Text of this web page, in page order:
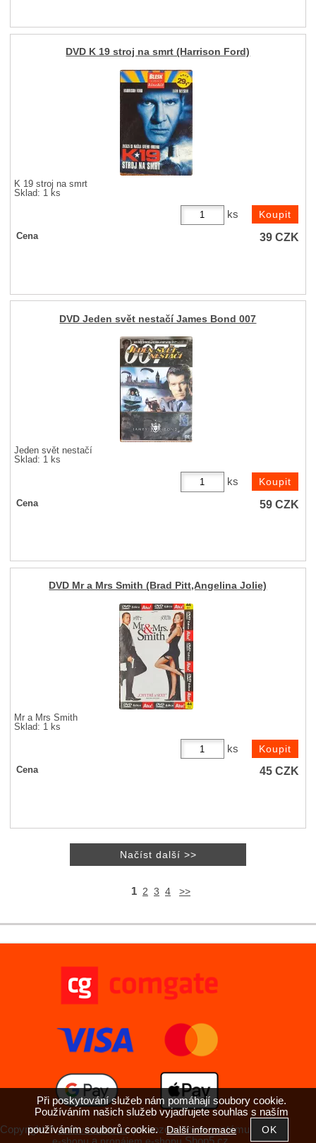
DVD K 19 stroj na smrt (Harrison Ford)
K 19 stroj na smrt
Sklad: 1 ks
ks
Cena 39CZK
DVD Jeden svět nestačí James Bond 007
Jeden svět nestačí
Sklad: 1 ks
ks
Cena 59CZK
DVD Mr a Mrs Smith (Brad Pitt,Angelina Jolie)
Mr a Mrs Smith
Sklad: 1 ks
ks
Cena 45CZK
1 2 3 4 >>
Copyright ©antikvariatkh.cz,provozováno na systému
tvorba
Při poskytování služeb nám pomáhají soubory cookie.
Používáním našich služeb vyjadřujete souhlas s naším
používáním souborů cookie.Další informace